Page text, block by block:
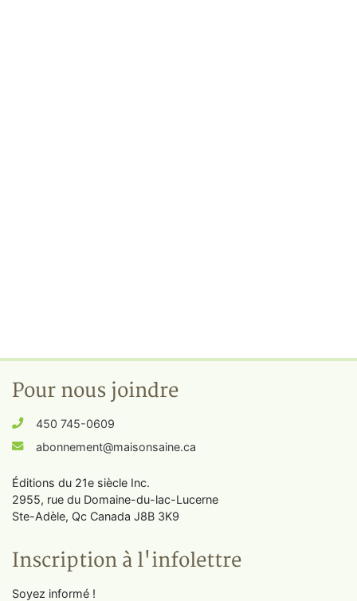
Pour nous joindre
450 745-0609
abonnement@maisonsaine.ca
Éditions du 21e siècle Inc.
2955, rue du Domaine-du-lac-Lucerne
Ste-Adèle, Qc Canada J8B 3K9
Inscription à l'infolettre
Soyez informé !